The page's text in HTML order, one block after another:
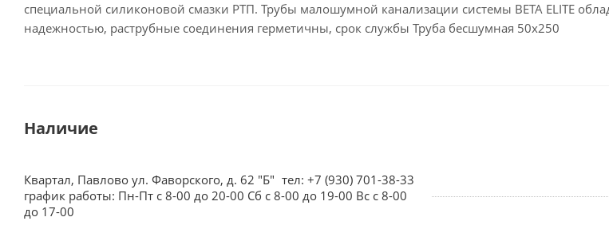
специальной силиконовой смазки РТП. Трубы малошумной канализации системы BETA ELITE
надежностью, раструбные соединения герметичны, срок службы Труба бесшумная 50х250
Наличие
Квартал, Павлово ул. Фаворского, д. 62 "Б" тел: +7 (930) 701-38-33
график работы: Пн-Пт с 8-00 до 20-00 Сб с 8-00 до 19-00 Вс с 8-00
до 17-00